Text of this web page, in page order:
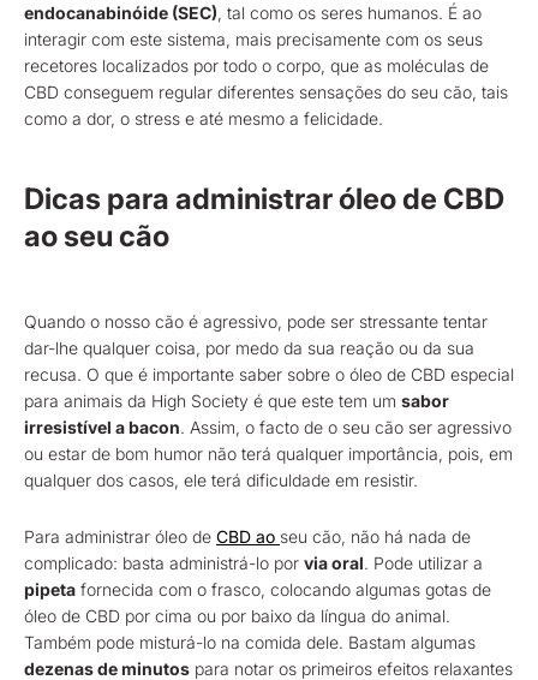
endocanabinóide (SEC), tal como os seres humanos. É ao
interagir com este sistema, mais precisamente com os seus
recetores localizados por todo o corpo, que as moléculas de
CBD conseguem regular diferentes sensações do seu cão, tais
como a dor, o stress e até mesmo a felicidade.
Dicas para administrar óleo de CBD
ao seu cão
Quando o nosso cão é agressivo, pode ser stressante tentar
dar-lhe qualquer coisa, por medo da sua reação ou da sua
recusa. O que é importante saber sobre o óleo de CBD especial
para animais da High Society é que este tem um sabor
irresistível a bacon. Assim, o facto de o seu cão ser agressivo
ou estar de bom humor não terá qualquer importância, pois, em
qualquer dos casos, ele terá dificuldade em resistir.
Para administrar óleo de CBD ao seu cão, não há nada de
complicado: basta administrá-lo por via oral. Pode utilizar a
pipeta fornecida com o frasco, colocando algumas gotas de
óleo de CBD por cima ou por baixo da língua do animal.
Também pode misturá-lo na comida dele. Bastam algumas
dezenas de minutos para notar os primeiros efeitos relaxantes